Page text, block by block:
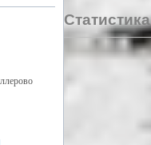
Статистика